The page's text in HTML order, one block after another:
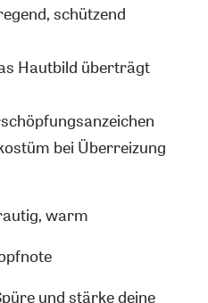
schützend
Hautbild überträgt
bei Überreizung
warm
und stärke deine